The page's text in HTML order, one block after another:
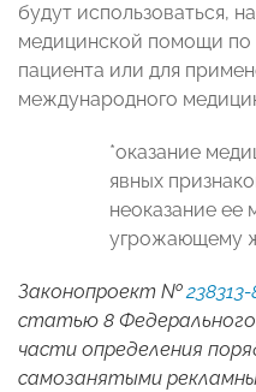
будут использоваться,
медицинской помощи по
пациента или для
международного
*оказание
явных
неоказание ее
угрожающему
Законопроект №238313-
статью 8 Федерального
части определения
самозанятыми